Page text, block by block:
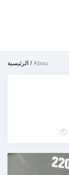
الرئيسية/Abou